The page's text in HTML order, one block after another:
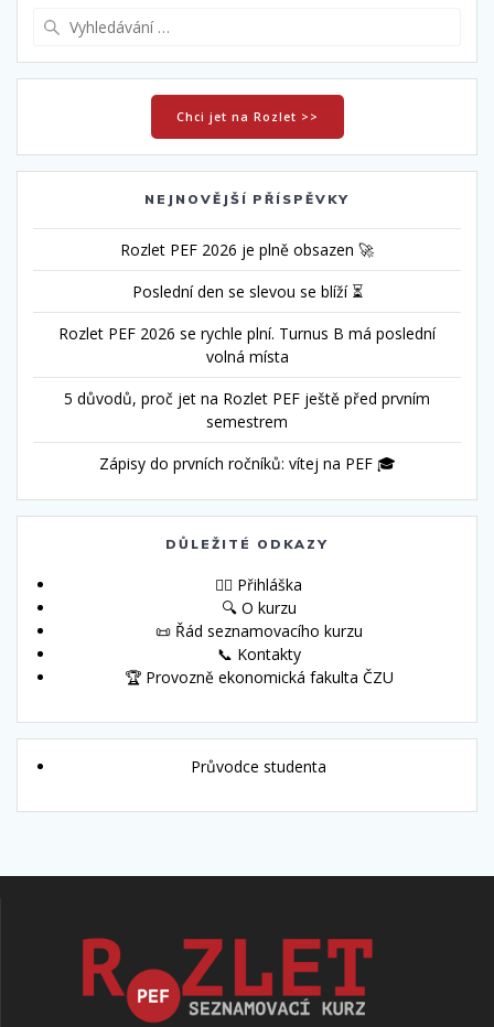
Chci jet na Rozlet >>
NEJNOVĚJŠÍ PŘÍSPĚVKY
Rozlet PEF 2026 je plně obsazen 🚀
Poslední den se slevou se blíží ⏳
Rozlet PEF 2026 se rychle plní. Turnus B má poslední
volná místa
5 důvodů, proč jet na Rozlet PEF ještě před prvním
semestrem
Zápisy do prvních ročníků: vítej na PEF 🎓
DŮLEŽITÉ ODKAZY
🙋‍♀️ Přihláška
🔍 O kurzu
📜 Řád seznamovacího kurzu
📞 Kontakty
🏆 Provozně ekonomická fakulta ČZU
Průvodce studenta